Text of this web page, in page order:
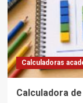
Calculadoras
Calculadora